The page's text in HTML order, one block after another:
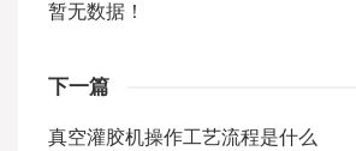
暂无数据！
下一篇
真空灌胶机操作工艺流程是什么